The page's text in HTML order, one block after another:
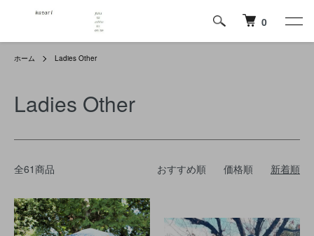
0
ホーム Ladies Other
Ladies Other
全61商品 おすすめ順 価格順 新着順